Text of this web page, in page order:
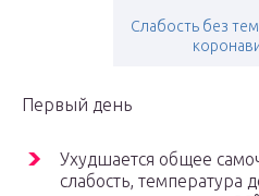
Слабость без
Первый день
Ухудшается общее
слабость, температура